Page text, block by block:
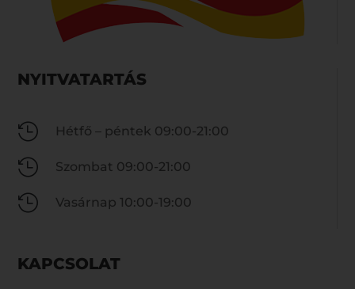
NYITVATARTÁS
 Hétfő – péntek 09:00-21:00
 Szombat 09:00-21:00
 Vasárnap 10:00-19:00
KAPCSOLAT